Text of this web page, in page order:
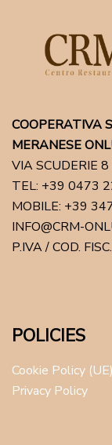
COOPERATIVA
MERANESE
VIA SCUDERIE
TEL: +39 0473
MOBILE: +39
INFO@CRM-
P.IVA / COD.
POLICIES
Cookie Policy (UE)
Privacy Policy